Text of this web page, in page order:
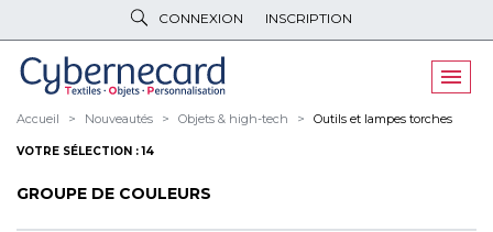
CONNEXION INSCRIPTION
VÊTEMENTSDE TRAVAIL
VÊTEMENTS D'IMAGE
PARAPLUIES & BAGAGERIE
Accueil Nouveautés Objets & high-tech Outils et lampes torches
VOTRE SÉLECTION : 14
GROUPE DE COULEURS